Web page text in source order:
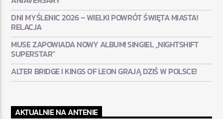
DNI MYŚLENIC 2026 – WIELKI POWRÓT ŚWIĘTA MIASTA!
RELACJA
MUSE ZAPOWIADA NOWY ALBUM! SINGIEL „NIGHTSHIFT
SUPERSTAR”
ALTER BRIDGE I KINGS OF LEON GRAJĄ DZIŚ W POLSCE!
AKTUALNIE NA ANTENIE